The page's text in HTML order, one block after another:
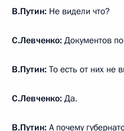
В.Путин: Не видели что?
С.Левченко: Документов
В.Путин: То есть от них не
С.Левченко: Да.
В.Путин: А почему